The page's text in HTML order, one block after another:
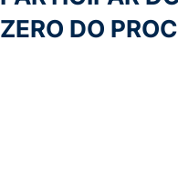
ZERO DO